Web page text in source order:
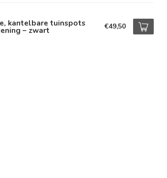
kantelbare tuinspots
– zwart €49,50